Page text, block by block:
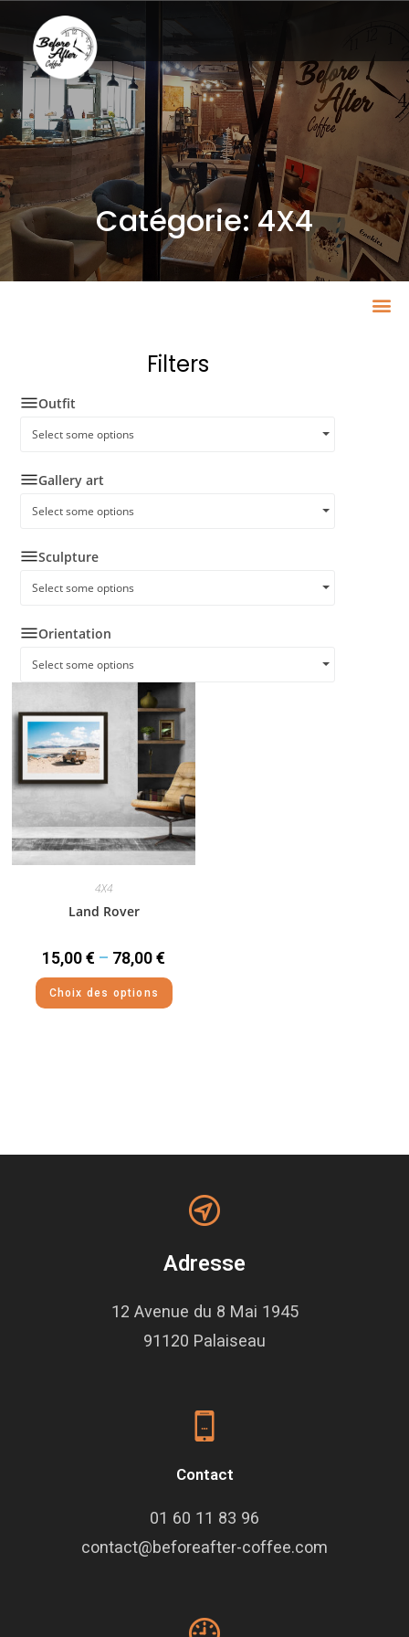
Catégorie: 4X4
Filters
Outfit
Select some options
Gallery art
Select some options
Sculpture
Select some options
Orientation
Select some options
4X4
Land Rover
15,00€ – 78,00€
Choix des options
Adresse
12 Avenue du 8 Mai 1945
91120 Palaiseau
Contact
01 60 11 83 96
contact@beforeafter-coffee.com